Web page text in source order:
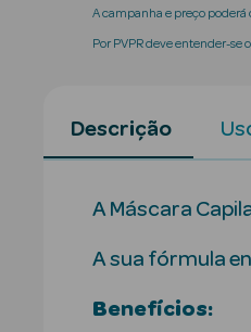
A campanha e preço poderá
Por PVPR deve entender-
Descrição
A Máscara
A sua fórmula
Benefícios: